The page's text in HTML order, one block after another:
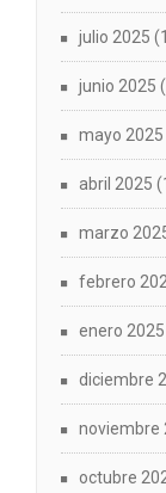
julio 2025
junio 2025
mayo 2025
abril 2025
marzo
febrero
enero 2025
diciembre
noviembre
octubre